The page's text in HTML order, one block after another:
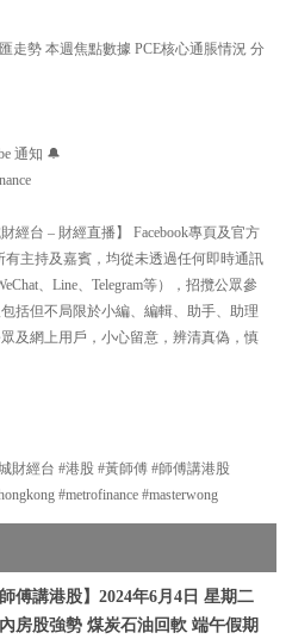
走勢 本週焦點數據 PCE核心通脹情況 分
通知 🔔
經台 – 財經直播】 Facebook專頁及官方
有主持及嘉賓，均從未透過任何即時通訊
、Line、Telegram等），招攬公眾參
括但不局限於小編、編輯、助手、助理
及網上用戶，小心留意，辨清真偽，慎
財經台 #港股 #黃師傅 #師傅講港股
#metrofinance #masterwong
師傅講港股】2024年6月4日 星期二
內房股強勢 煤炭石油回軟 端午假期